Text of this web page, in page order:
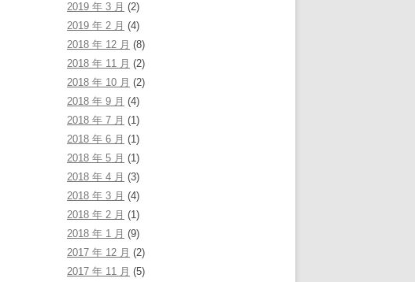
2019 年 3 月 (2)
2019 年 2 月 (4)
2018 年 12 月 (8)
2018 年 11 月 (2)
2018 年 10 月 (2)
2018 年 9 月 (4)
2018 年 7 月 (1)
2018 年 6 月 (1)
2018 年 5 月 (1)
2018 年 4 月 (3)
2018 年 3 月 (4)
2018 年 2 月 (1)
2018 年 1 月 (9)
2017 年 12 月 (2)
2017 年 11 月 (5)